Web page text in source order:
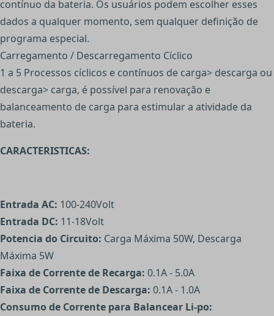
contínuo da bateria. Os usuários podem escolher esses
dados a qualquer momento, sem qualquer definição de
programa especial.
Carregamento / Descarregamento Cíclico
1 a 5 Processos cíclicos e contínuos de carga> descarga ou
descarga> carga, é possível para renovação e
balanceamento de carga para estimular a atividade da
bateria.
CARACTERISTICAS:
Entrada AC: 100-240Volt
Entrada DC: 11-18Volt
Potencia do Circuito: Carga Máxima 50W, Descarga
Máxima 5W
Faixa de Corrente de Recarga: 0.1A - 5.0A
Faixa de Corrente de Descarga: 0.1A - 1.0A
Consumo de Corrente para Balancear Li-po: